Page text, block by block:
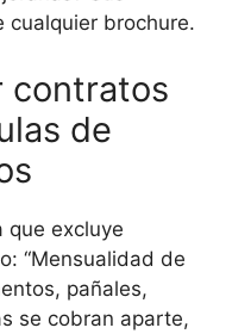
cualquier brochure.
contratos
de
que excluye
“Mensualidad de
pañales,
se cobran aparte,